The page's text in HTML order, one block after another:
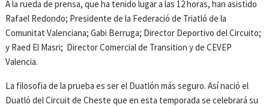
A la rueda de prensa, que ha tenido lugar a las 12 horas, han asistido
Rafael Redondo; Presidente de la Federació de Triatló de la
Comunitat Valenciana; Gabi Berruga; Director Deportivo del Circuito;
y Raed El Masri; Director Comercial de Transition y de CEVEP
Valencia.
La filosofia de la prueba es ser el Duatlón más seguro. Así nació el
Duatló del Circuit de Cheste que en esta temporada se celebrará su